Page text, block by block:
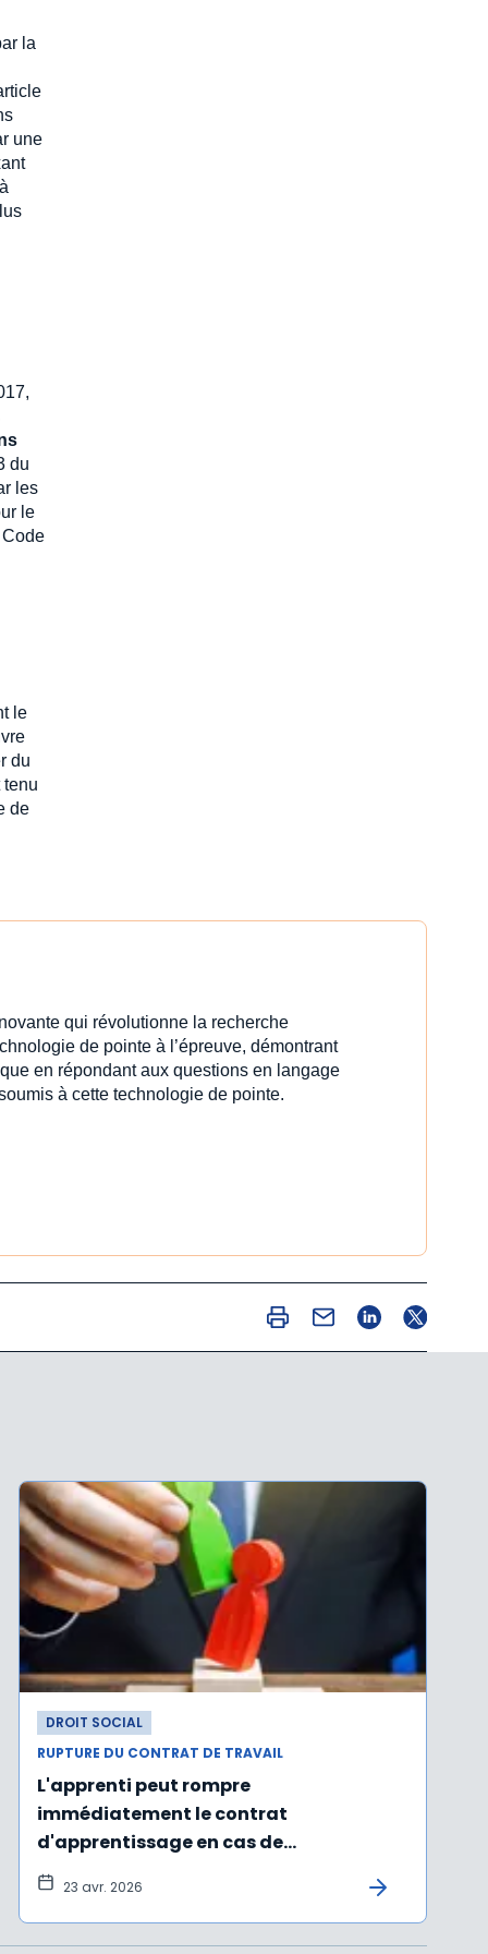
la
une
du
les
le
le
du
de
qui révolutionne la recherche
de pointe à l’épreuve, démontrant
en répondant aux questions en langage
à cette technologie de pointe.
DROIT SOCIAL
RUPTURE DU CONTRAT DE TRAVAIL
L'apprenti peut rompre
immédiatement le contrat
d'apprentissage en cas de
manquements graves de l'employeur
23 avr. 2026